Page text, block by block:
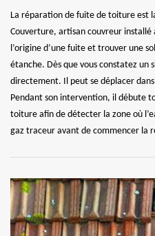
La réparation de fuite de toiture est
Couverture, artisan couvreur
l’origine d’une fuite et trouver une
étanche. Dès que vous constatez
directement. Il peut se déplacer
Pendant son intervention, il débute
toiture afin de détecter la zone où
gaz traceur avant de commencer la